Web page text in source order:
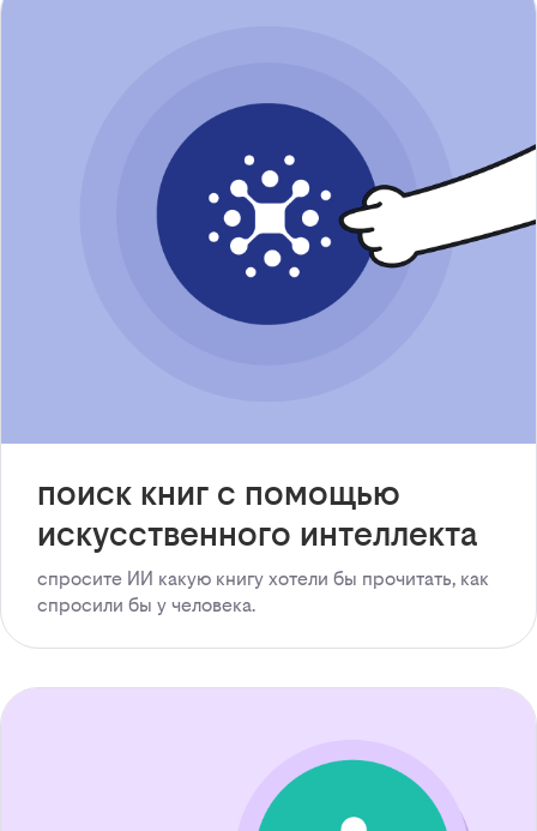
поиск книг с помощью
искусственного интеллекта
спросите ИИ какую книгу хотели бы прочитать, как
спросили бы у человека.